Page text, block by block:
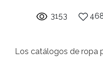
3153
Los catálogos de ropa